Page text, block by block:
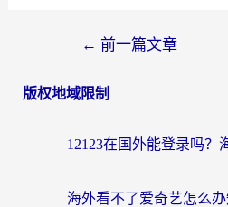
导
← 前一篇文章
版权地域限制